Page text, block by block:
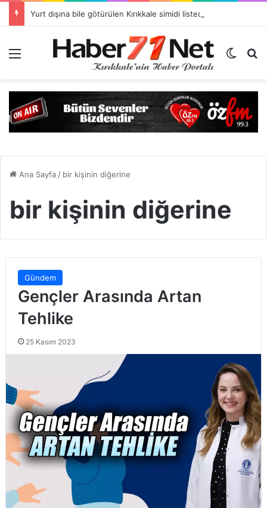
Dış
Ana Sayfa/ bir kişinin diğerine
bir kişinin diğerine
Gündem
Gençler Arasında Artan
Tehlike
25 Kasım 2023